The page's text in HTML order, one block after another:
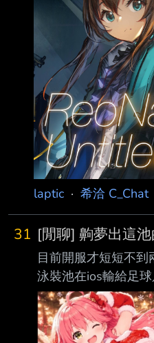
v=K0fJZ32s6RI 多人
https://www.
laptic · 希洽 C_Chat
31 [閒聊] 齁夢出這
目前開服才短短不
泳裝池在ios輸給足
足球扳回一成 等於
https://i.imgur.com/
出來 有機會登頂嗎 --